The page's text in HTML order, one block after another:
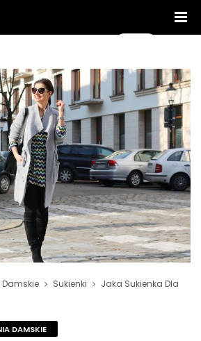
Sukienki
Jaka Sukienka Dla
DAMSKIE